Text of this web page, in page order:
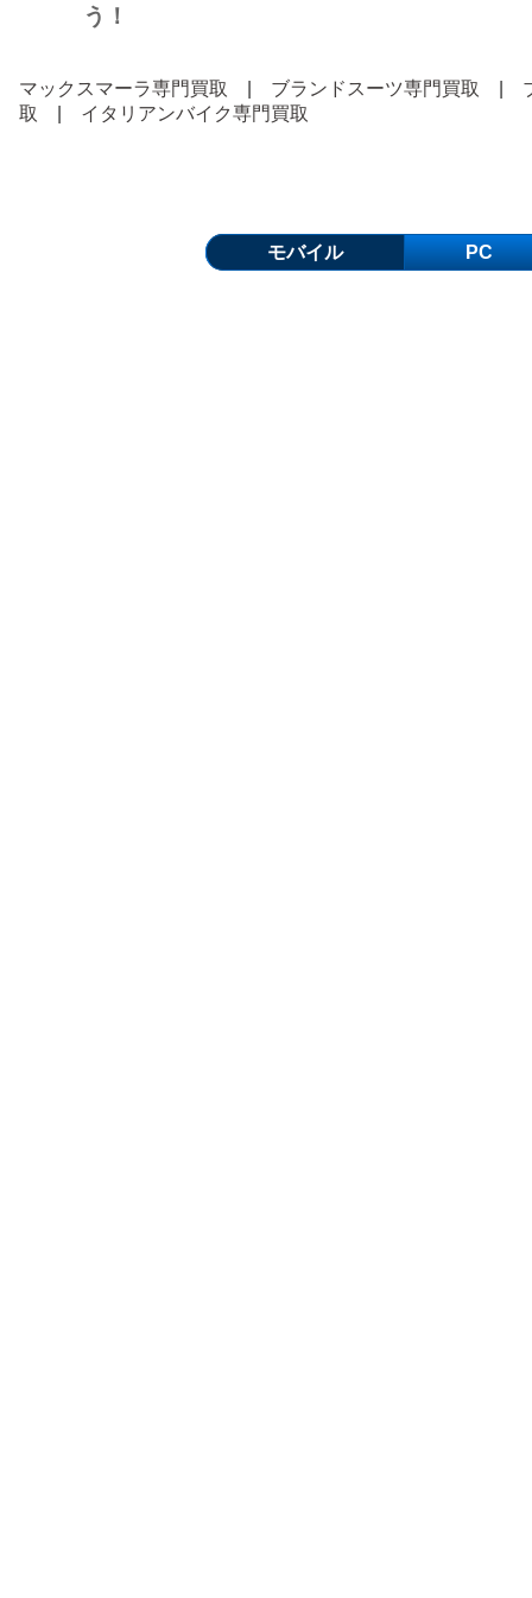
う！
マックスマーラ専門買取 ブランドスーツ専門買取
取
イタリアンバイク専門買取
モバイル PC